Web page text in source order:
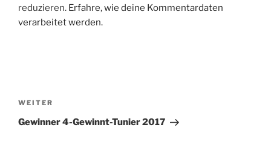
reduzieren. Erfahre, wie deine Kommentardaten
verarbeitet werden.
Nächster
Beitrag
WEITER
Gewinner 4-Gewinnt-Tunier 2017